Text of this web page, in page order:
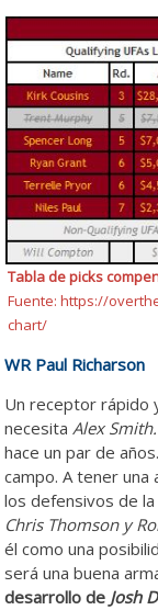
Tabla de picks
Fuente: https://
chart/
WR Paul Richarson
Un receptor rápido
necesitaAlex Smith.
hace un par de
campo. A tener una
los defensivos de la
Chris Thomson y
él como una
será una buena
desarrollo de Josh